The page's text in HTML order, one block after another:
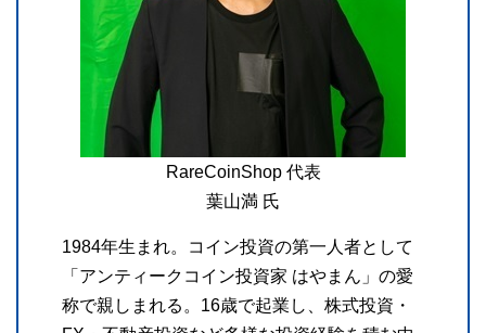
RareCoinShop 代表
葉山満 氏
1984年生まれ。コイン投資の第一人者として
「アンティークコイン投資家 はやまん」の愛
称で親しまれる。16歳で起業し、株式投資・